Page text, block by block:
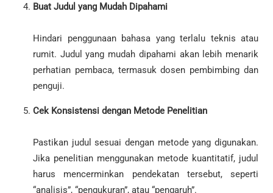
Buat Judul yang Mudah Dipahami
Hindari penggunaan bahasa yang terlalu teknis atau
rumit. Judul yang mudah dipahami akan lebih menarik
perhatian pembaca, termasuk dosen pembimbing dan
penguji.
Cek Konsistensi dengan Metode Penelitian
Pastikan judul sesuai dengan metode yang digunakan.
Jika penelitian menggunakan metode kuantitatif, judul
harus mencerminkan pendekatan tersebut, seperti
“analisis”, “pengukuran”, atau “pengaruh”.